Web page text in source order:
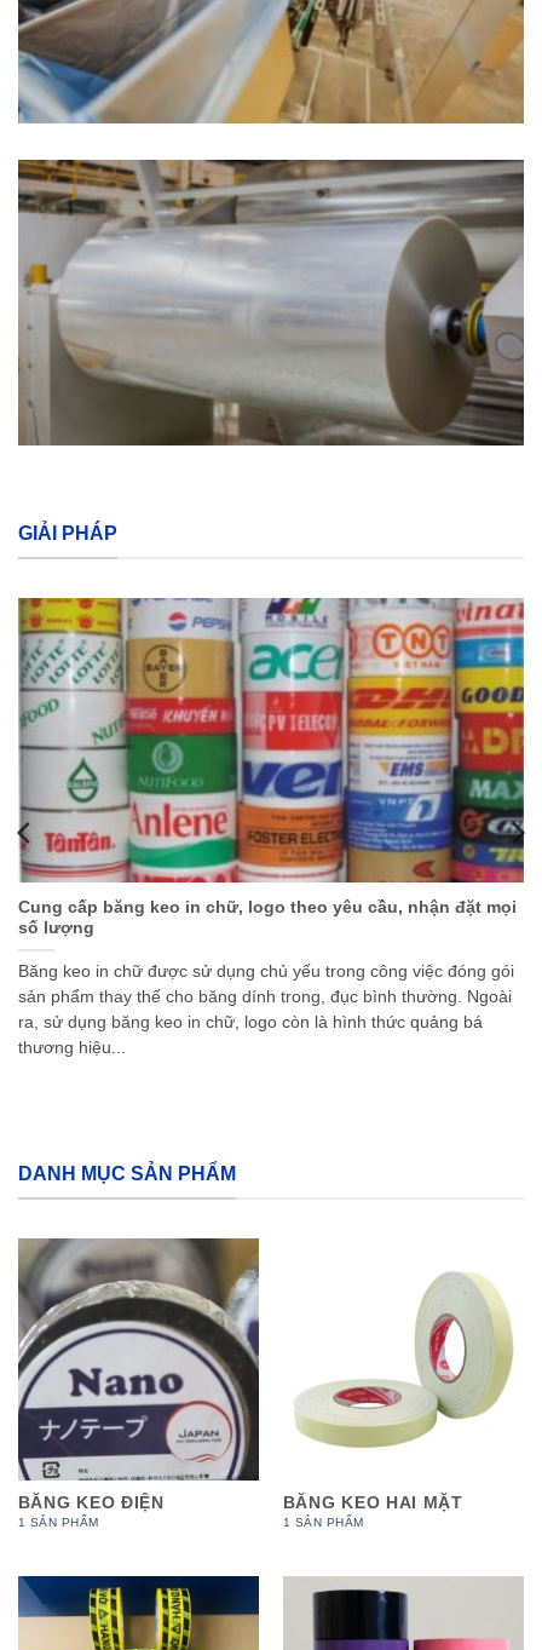
GIẢI PHÁP
Cung cấp băng keo in chữ, logo theo yêu cầu, nhận đặt mọi
số lượng
Băng keo in chữ được sử dụng chủ yếu trong công việc đóng gói
sản phẩm thay thế cho băng dính trong, đục bình thường. Ngoài
ra, sử dụng băng keo in chữ, logo còn là hình thức quảng bá
thương hiệu...
DANH MỤC SẢN PHẨM
BĂNG KEO ĐIỆN
1 SẢN PHẨM
BĂNG KEO HAI MẶT
1 SẢN PHẨM